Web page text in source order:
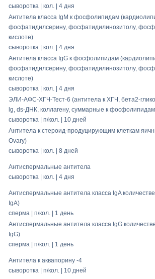
сыворотка | кол. | 4 дня
Антитела класса IgМ к фосфолипидам
фосфатидилсерину, фосфатидилинозитолу,
кислоте)
сыворотка | кол. | 4 дня
Антитела класса IgG к фосфолипидам
фосфатидилсерину, фосфатидилинозитолу,
кислоте)
сыворотка | кол. | 4 дня
ЭЛИ-АФС-ХГЧ-Тест-6 (антитела к ХГЧ, бета2-
lg, ds-ДНК, коллагену, суммарные к
сыворотка | п/кол. | 10 дней
Антитела к стероид-продуцирующим клеткам
Ovary)
сыворотка | кол. | 8 дней
Антиспермальные антитела
сыворотка | кол. | 4 дня
Антиспермальные антитела класса IgA
IgA)
сперма | п/кол. | 1 день
Антиспермальные антитела класса IgG
IgG)
сперма | п/кол. | 1 день
Антитела к аквапорину -4
сыворотка | п/кол. | 10 дней